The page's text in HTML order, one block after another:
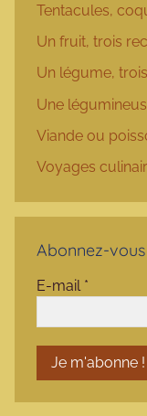
Tentacules,
Un fruit, trois
Un légume,
Une
Viande ou
Voyages
Abonnez-
E-mail *